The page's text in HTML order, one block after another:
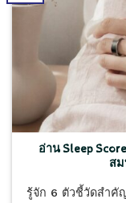
อ่าน Sleep
ส
รู้จัก 6 ตัวชี้วัดสำคั